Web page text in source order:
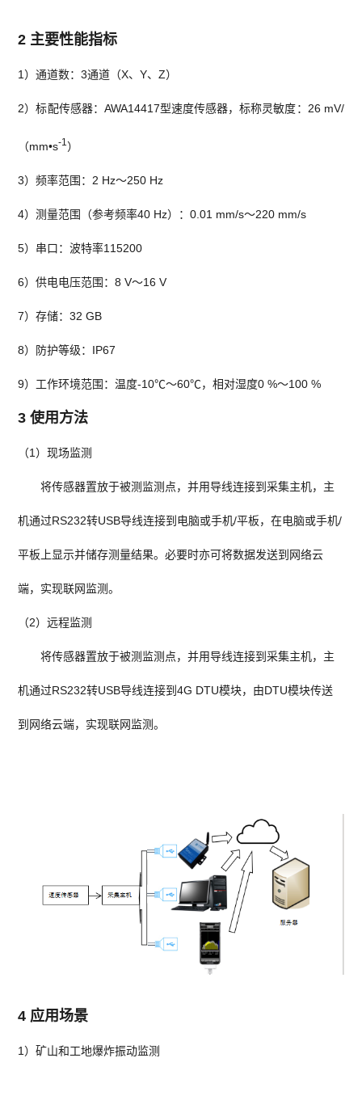
2 主要性能指标
1）通道数：3通道（X、Y、Z）
2）标配传感器：AWA14417型速度传感器，标称灵敏度：26 mV/
（mm•s-1）
3）频率范围：2 Hz～250 Hz
4）测量范围（参考频率40 Hz）：0.01 mm/s～220 mm/s
5）串口：波特率115200
6）供电电压范围：8 V～16 V
7）存储：32 GB
8）防护等级：IP67
9）工作环境范围：温度-10℃～60℃，相对湿度0 %～100 %
3 使用方法
（1）现场监测
将传感器置放于被测监测点，并用导线连接到采集主机，主
机通过RS232转USB导线连接到电脑或手机/平板，在电脑或手机/
平板上显示并储存测量结果。必要时亦可将数据发送到网络云
端，实现联网监测。
（2）远程监测
将传感器置放于被测监测点，并用导线连接到采集主机，主
机通过RS232转USB导线连接到4G DTU模块，由DTU模块传送
到网络云端，实现联网监测。
4 应用场景
1）矿山和工地爆炸振动监测